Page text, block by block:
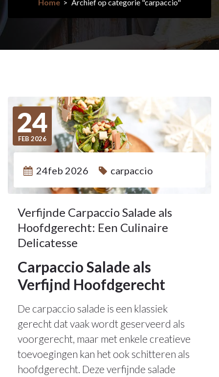
Home> Archief op categorie "carpaccio"
24
FEB 2026
24feb 2026 carpaccio
Verfijnde Carpaccio Salade als
Hoofdgerecht: Een Culinaire
Delicatesse
Carpaccio Salade als
Verfijnd Hoofdgerecht
De carpaccio salade is een klassiek
gerecht dat vaak wordt geserveerd als
voorgerecht, maar met enkele creatieve
toevoegingen kan het ook schitteren als
hoofdgerecht. Deze verfijnde salade